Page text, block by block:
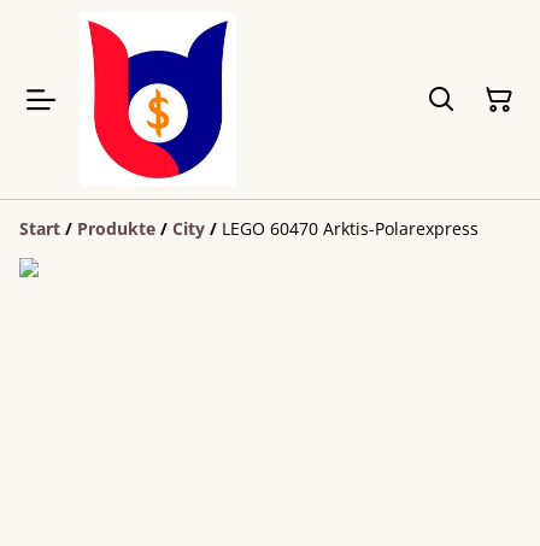
Start / Produkte / City / LEGO 60470 Arktis-Polarexpress